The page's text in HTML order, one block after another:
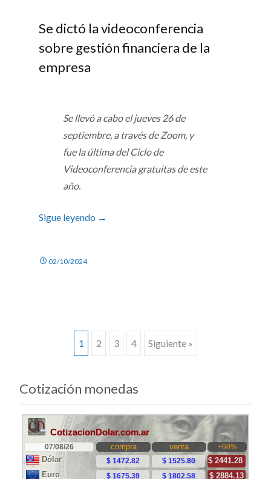
Se dictó la videoconferencia
sobre gestión financiera de la
empresa
Se llevó a cabo el jueves 26 de
septiembre, a través de Zoom, y
fue la última del Ciclo de
Videoconferencia gratuitas de este
año.
Sigue leyendo →
02/10/2024
a
las
entradas
1 2 3 4 Siguiente »
Cotización monedas